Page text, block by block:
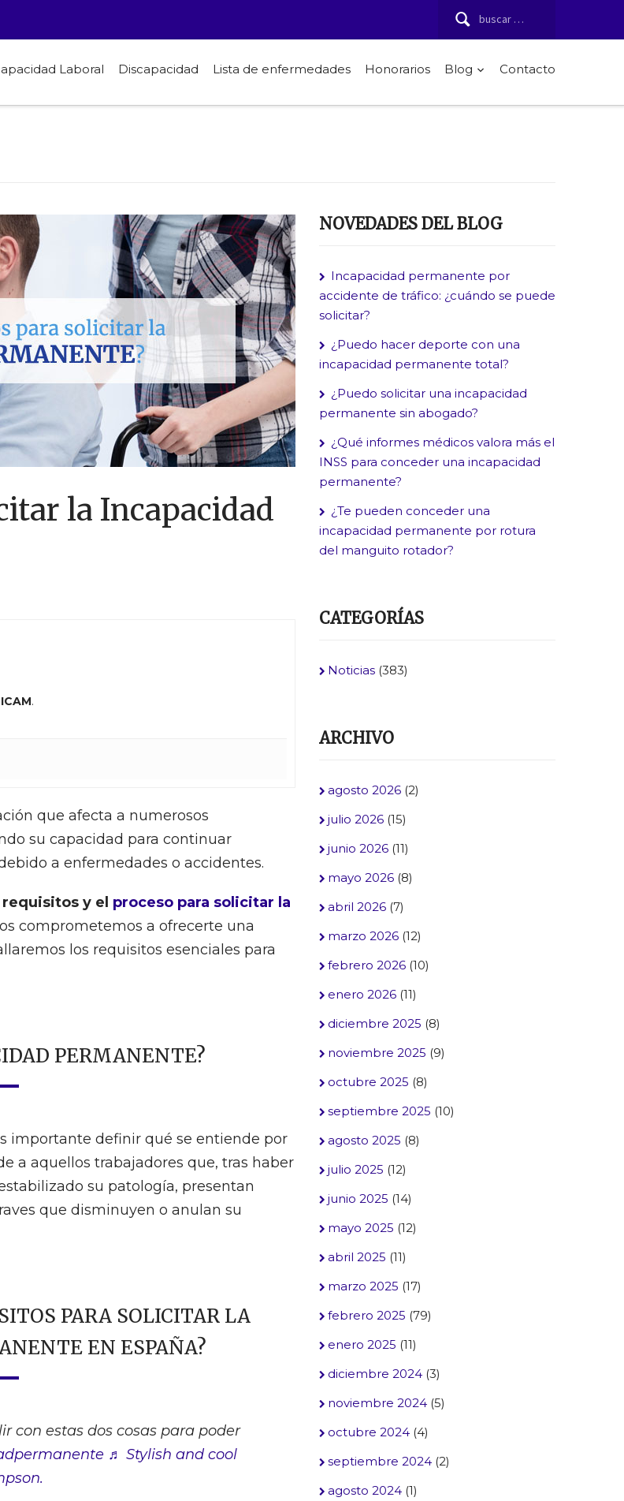
Buscar:
Laboral Discapacidad Lista de enfermedades Honorarios Blog Contacto
la Incapacidad
.
que afecta a numerosos
su capacidad para continuar
a enfermedades o accidentes.
requisitos y el proceso para solicitar la
comprometemos a ofrecerte una
los requisitos esenciales para
PERMANENTE?
importante definir qué se entiende por
a aquellos trabajadores que, tras haber
su patología, presentan
que disminuyen o anulan su
PARA SOLICITAR LA
EN ESPAÑA?
con estas dos cosas para poder
♬ Stylish and cool
NOVEDADES DEL BLOG
Incapacidad permanente por
accidente de tráfico: ¿cuándo se puede
solicitar?
¿Puedo hacer deporte con una
incapacidad permanente total?
¿Puedo solicitar una incapacidad
permanente sin abogado?
¿Qué informes médicos valora más el
INSS para conceder una incapacidad
permanente?
¿Te pueden conceder una
incapacidad permanente por rotura
del manguito rotador?
CATEGORÍAS
Noticias (383)
ARCHIVO
agosto 2026 (2)
julio 2026 (15)
junio 2026 (11)
mayo 2026 (8)
abril 2026 (7)
marzo 2026 (12)
febrero 2026 (10)
enero 2026 (11)
diciembre 2025 (8)
noviembre 2025 (9)
octubre 2025 (8)
septiembre 2025 (10)
agosto 2025 (8)
julio 2025 (12)
junio 2025 (14)
mayo 2025 (12)
abril 2025 (11)
marzo 2025 (17)
febrero 2025 (79)
enero 2025 (11)
diciembre 2024 (3)
noviembre 2024 (5)
octubre 2024 (4)
septiembre 2024 (2)
agosto 2024 (1)